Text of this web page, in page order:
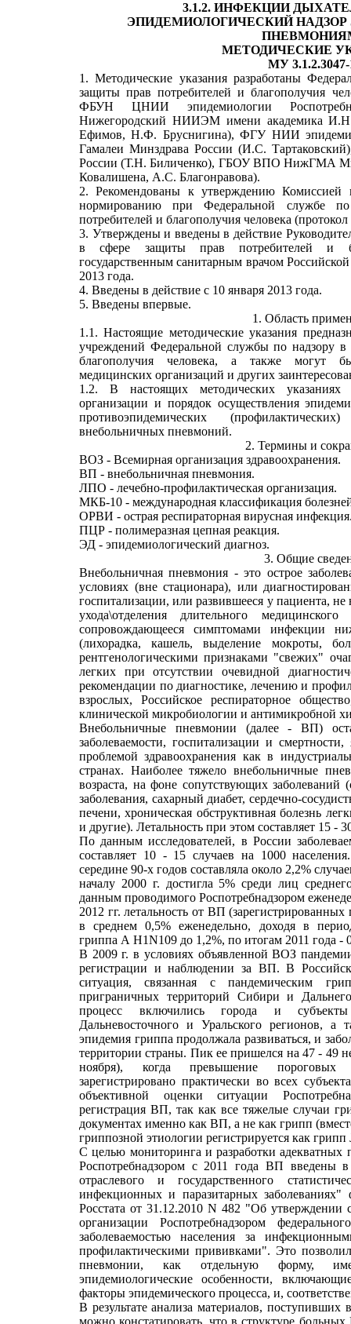
3.1.2. ИНФЕКЦИИ
ЭПИДЕМИОЛОГИЧЕСКИЙ
МЕТОДИЧЕСКИЕ
МУ 3.1.2.3047-
1. Методические указания разработаны
защиты прав потребителей и благополучия
ФБУН ЦНИИ эпидемиологии
Нижегородский НИИЭМ имени академика И.Н.
Ефимов, Н.Ф. Бруснигина), ФГУ НИИ
Гамалеи Минздрава России (И.С.
России (Т.Н. Биличенко), ГБОУ ВПО НижГМА
Ковалишена, А.С. Благонравова).
2. Рекомендованы к утверждению Комиссией
нормированию при Федеральной службе
потребителей и благополучия человека
3. Утверждены и введены в действие
в сфере защиты прав потребителей и
государственным санитарным врачом
2013 года.
4. Введены в действие с 10 января 2013 года.
5. Введены впервые.
1. Область
1.1. Настоящие методические указания
учреждений Федеральной службы по надзору
благополучия человека, а также могут
медицинских организаций и других
1.2. В настоящих методических
организации и порядок осуществления
противоэпидемических
внебольничных пневмоний.
2. Термины и
ВОЗ - Всемирная организация здравоохранения.
ВП - внебольничная пневмония.
ЛПО - лечебно-профилактическая организация.
МКБ-10 - международная классификация
ОРВИ - острая респираторная вирусная
ПЦР - полимеразная цепная реакция.
ЭД - эпидемиологический диагноз.
3. Общие
Внебольничная пневмония - это острое
условиях (вне стационара), или
госпитализации, или развившееся у пациента,
ухода\отделения длительного
сопровождающееся симптомами инфекции
(лихорадка, кашель, выделение мокроты,
рентгенологическими признаками "свежих"
легких при отсутствии очевидной
рекомендации по диагностике, лечению и
взрослых, Российское респираторное
клинической микробиологии и антимикробной
Внебольничные пневмонии (далее - ВП)
заболеваемости, госпитализации и
проблемой здравоохранения как в
странах. Наиболее тяжело внебольничные
возраста, на фоне сопутствующих заболеваний
заболевания, сахарный диабет, сердечно-
печени, хроническая обструктивная болезнь
и другие). Летальность при этом составляет 15 -
По данным исследователей, в России
составляет 10 - 15 случаев на 1000
середине 90-х годов составляла около 2,2%
началу 2000 г. достигла 5% среди лиц
данным проводимого Роспотребнадзором
2012 гг. летальность от ВП
в среднем 0,5% еженедельно, доходя в
гриппа А H1N109 до 1,2%, по итогам 2011 года -
В 2009 г. в условиях объявленной ВОЗ
регистрации и наблюдении за ВП. В
ситуация, связанная с пандемическим
приграничных территорий Сибири и
процесс включились города и субъекты
Дальневосточного и Уральского регионов,
эпидемия гриппа продолжала развиваться, и
территории страны. Пик ее пришелся на 47 - 49
ноября), когда превышение пороговых
зарегистрировано практически во всех
объективной оценки ситуации
регистрация ВП, так как все тяжелые случаи
документах именно как ВП, а не как грипп
гриппозной этиологии регистрируется как грипп
С целью мониторинга и разработки адекватных
Роспотребнадзором с 2011 года ВП введены
отраслевого и государственного
инфекционных и паразитарных
Росстата от 31.12.2010 N 482 "Об утверждении
организации Роспотребнадзором
заболеваемостью населения за
профилактическими прививками". Это
пневмонии, как отдельную форму,
эпидемиологические особенности,
факторы эпидемического процесса, и,
В результате анализа материалов, поступивших
можно констатировать, что в структуре